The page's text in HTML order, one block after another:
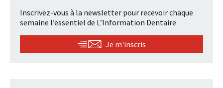
Inscrivez-vous à la newsletter pour recevoir chaque
semaine l’essentiel de L’Information Dentaire
Je m'inscris